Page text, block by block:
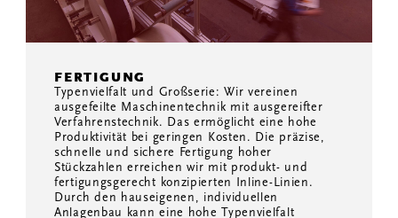
FERTIGUNG
Typenvielfalt und Großserie: Wir vereinen
ausgefeilte Maschinentechnik mit ausgereifter
Verfahrenstechnik. Das ermöglicht eine hohe
Produktivität bei geringen Kosten. Die präzise,
schnelle und sichere Fertigung hoher
Stückzahlen erreichen wir mit produkt- und
fertigungsgerecht konzipierten Inline-Linien.
Durch den hauseigenen, individuellen
Anlagenbau kann eine hohe Typenvielfalt